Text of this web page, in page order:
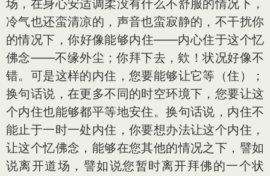
场，在身心安适调柔没有什么不舒服的情况下，
冷气也还蛮清凉的，声音也蛮寂静的，不干扰你
的情况下，你好像能够内住——内心住于这个忆
佛念——不缘外尘；你拜下去，欸！状况好像不
错。可是这样的内住，您要能够让它等（住）；
换句话说，在更多不同的时空环境下，您要让这
个内住也能够都平等地安住。换句话说，内住不
能止于一时一处内住，你要想办法让这个内住，
让这个忆佛念，能够在您其他的情况之下，譬如
说离开道场，譬如说您暂时离开拜佛的一个状